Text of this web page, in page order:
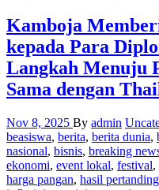
Kamboja
kepada Para
Langkah Menuju
Sama dengan
Nov 8, 2025 By admin
beasiswa, berita, berita dunia,
nasional, bisnis, breaking
ekonomi, event lokal, festival,
harga pangan, hasil